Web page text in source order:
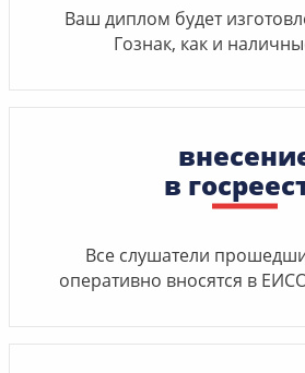
Ваш диплом будет
Гознак, как и
в
Все слушатели
оперативно вносятся в